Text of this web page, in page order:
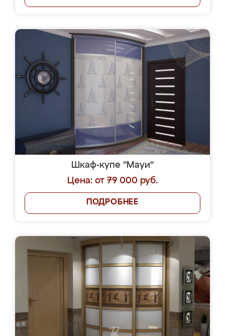
Шкаф-купе "Мауи"
Цена: от 79 000 руб.
ПОДРОБНЕЕ